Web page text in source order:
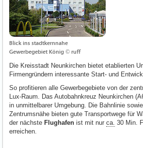
Blick ins stadtkernnahe
Gewerbegebiet König © ruff
Die Kreisstadt Neunkirchen bietet etablierten
Firmengründern interessante Start- und
So profitieren alle Gewerbegebiete von der
Lux-Raum. Das Autobahnkreuz Neunkirchen
in unmittelbarer Umgebung. Die Bahnlinie
Zentrumsnähe bieten gute Transportwege für
der nächste Flughafen ist mit nur ca. 30 Min.
erreichen.